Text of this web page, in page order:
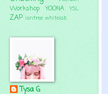
Workshop YOONA YSL
ZAP isntree whitelab
Tysa G